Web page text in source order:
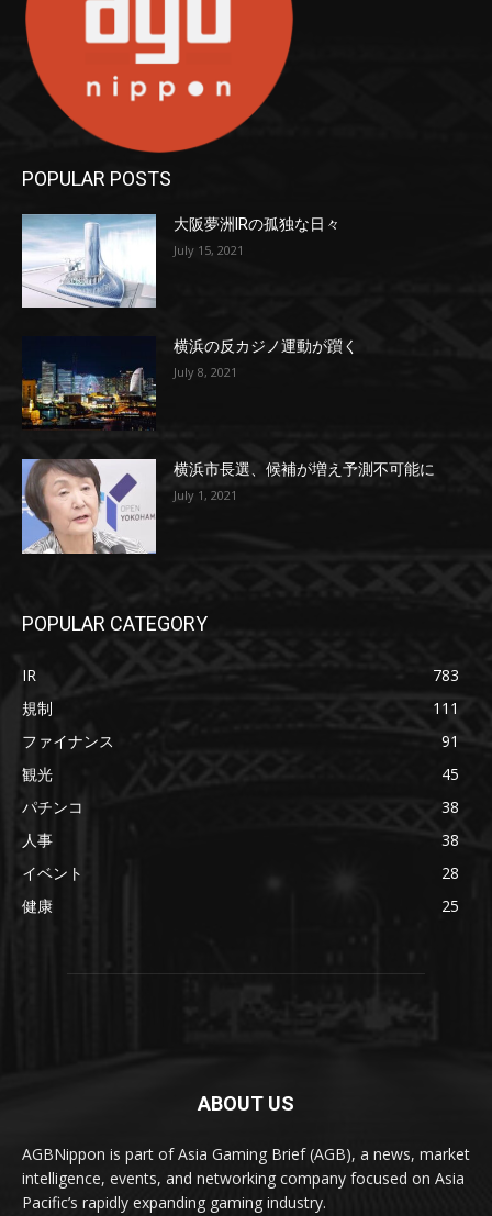
POPULAR POSTS
大阪夢洲IRの孤独な日々
July 15, 2021
横浜の反カジノ運動が躓く
July 8, 2021
横浜市長選、候補が増え予測不可能に
July 1, 2021
POPULAR CATEGORY
IR
783
規制
111
ファイナンス
91
観光
45
パチンコ
38
人事
38
イベント
28
健康
25
ABOUT US
AGBNippon is part of Asia Gaming Brief (AGB), a news, market
intelligence, events, and networking company focused on Asia
Pacific’s rapidly expanding gaming industry.